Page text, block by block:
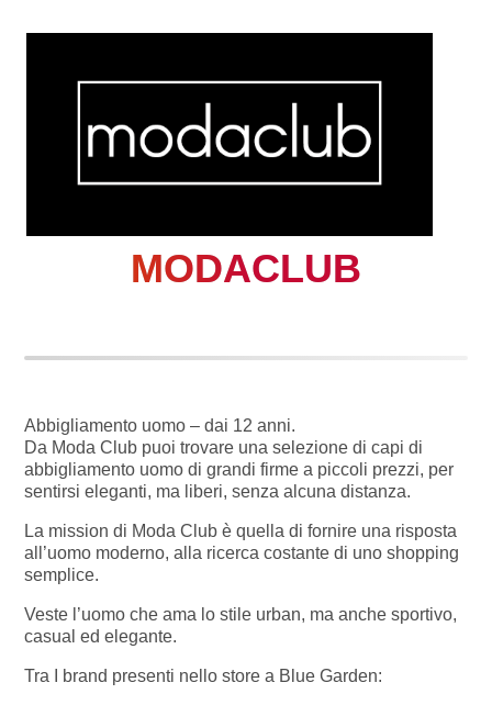
MODACLUB
Abbigliamento uomo – dai 12 anni.
Da Moda Club puoi trovare una selezione di capi di
abbigliamento uomo di grandi firme a piccoli prezzi, per
sentirsi eleganti, ma liberi, senza alcuna distanza.
La mission di Moda Club è quella di fornire una risposta
all’uomo moderno, alla ricerca costante di uno shopping
semplice.
Veste l’uomo che ama lo stile urban, ma anche sportivo,
casual ed elegante.
Tra I brand presenti nello store a Blue Garden: